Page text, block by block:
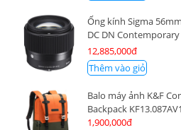
Ống kính Sigma
DC DN
Canon RF-S
12,885,000đ
Thêm vào giỏ
Balo máy ảnh K&F
Backpack KF13.087AV1
1,900,000đ